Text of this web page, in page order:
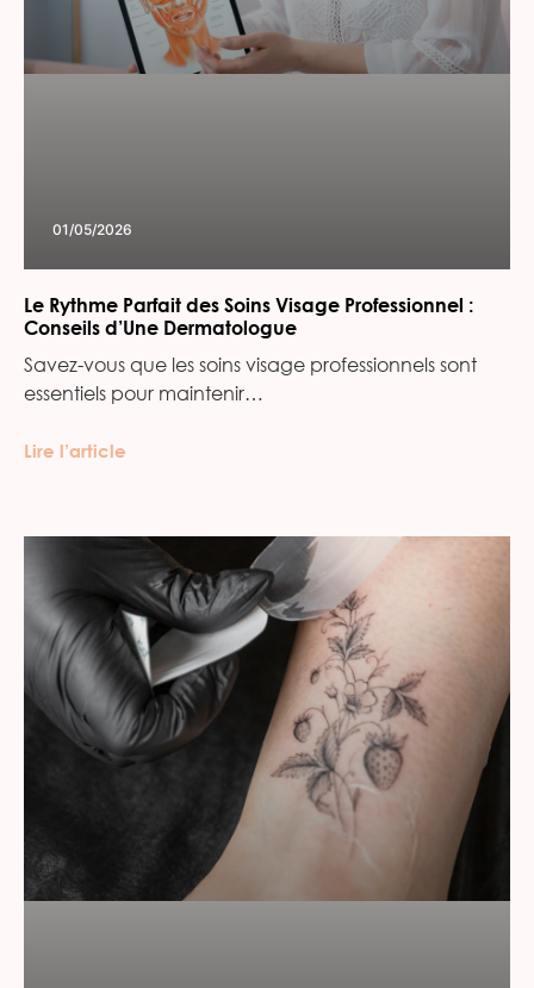
01/05/2026
Le Rythme Parfait des Soins Visage Professionnel :
Conseils d’Une Dermatologue
Savez-vous que les soins visage professionnels sont
essentiels pour maintenir…
Lire l’article